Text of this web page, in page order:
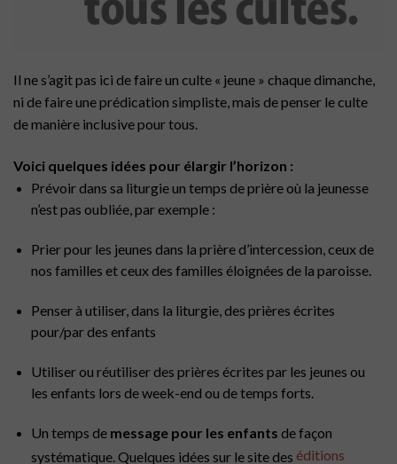
Il ne s’agit pas ici de faire un culte « jeune » chaque dimanche,
ni de faire une prédication simpliste, mais de penser le culte
de manière inclusive pour tous.
Voici quelques idées pour élargir l’horizon :
Prévoir dans sa liturgie un temps de prière où la jeunesse
n’est pas oubliée, par exemple :
Prier pour les jeunes dans la prière d’intercession, ceux de
nos familles et ceux des familles éloignées de la paroisse.
Penser à utiliser, dans la liturgie, des prières écrites
pour/par des enfants
Utiliser ou réutiliser des prières écrites par les jeunes ou
les enfants lors de week-end ou de temps forts.
Un temps de message pour les enfants de façon
systématique. Quelques idées sur le site des éditions